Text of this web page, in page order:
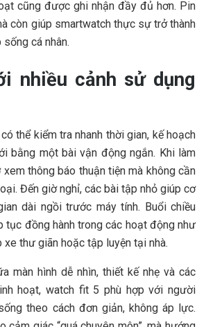
cũng được ghi nhận đầy đủ hơn. Pin
còn giúp smartwatch thực sự trở thành
cá nhân.
nhiều cảnh sử dụng
thể kiểm tra nhanh thời gian, kế hoạch
bằng một bài vận động ngắn. Khi làm
thông báo thuận tiện mà không cần
Đến giờ nghỉ, các bài tập nhỏ giúp cơ
dài ngồi trước máy tính. Buổi chiều
tục đồng hành trong các hoạt động như
xe thư giãn hoặc tập luyện tại nhà.
màn hình dễ nhìn, thiết kế nhẹ và các
hoạt, watch fit 5 phù hợp với người
theo cách đơn giản, không áp lực.